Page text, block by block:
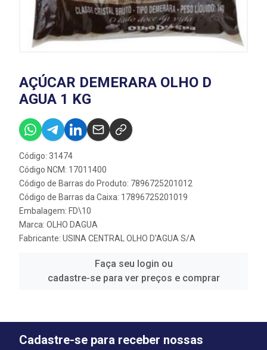
AÇÚCAR DEMERARA OLHO D
AGUA 1 KG
Código: 31474
Código NCM: 17011400
Código de Barras do Produto: 7896725201012
Código de Barras da Caixa: 17896725201019
Embalagem: FD\10
Marca: OLHO DAGUA
Fabricante: USINA CENTRAL OLHO D'AGUA S/A
Faça seu login ou
cadastre-se para ver preços e comprar
Cadastre-se para receber nossas